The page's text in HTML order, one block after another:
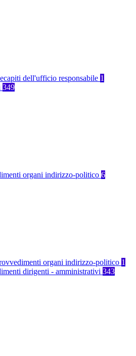
dell'ufficio responsabile 1
349
organi indirizzo-politico 6
organi indirizzo-politico 1
dirigenti - amministrativi 343